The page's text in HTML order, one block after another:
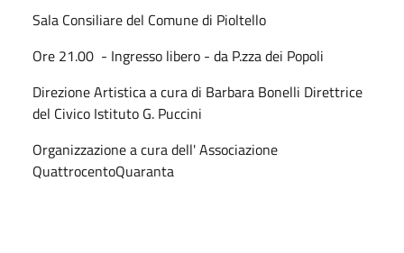
Sala Consiliare del Comune di Pioltello
Ore 21.00 - Ingresso libero - da P.zza dei Popoli
Direzione Artistica a cura di Barbara Bonelli Direttrice
del Civico Istituto G. Puccini
Organizzazione a cura dell' Associazione
QuattrocentoQuaranta